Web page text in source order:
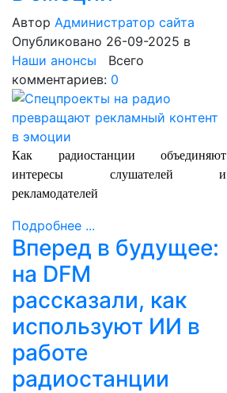
Автор Администратор сайта
Опубликовано 26-09-2025 в
Наши анонсы Всего
комментариев: 0
Как радиостанции объединяют
интересы слушателей и
рекламодателей
Подробнее ...
Вперед в будущее:
на DFM
рассказали, как
используют ИИ в
работе
радиостанции